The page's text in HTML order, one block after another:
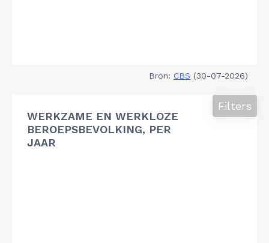
Bron: CBS (30-07-2026)
WERKZAME EN WERKLOZE
BEROEPSBEVOLKING, PER
JAAR
Filters